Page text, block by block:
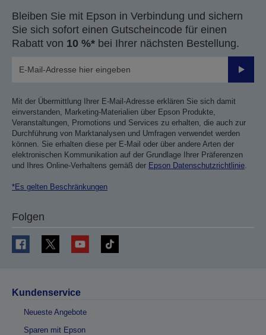
Bleiben Sie mit Epson in Verbindung und sichern
Sie sich sofort einen Gutscheincode für einen
Rabatt von 10 %* bei Ihrer nächsten Bestellung.
Mit der Übermittlung Ihrer E-Mail-Adresse erklären Sie sich damit
einverstanden, Marketing-Materialien über Epson Produkte,
Veranstaltungen, Promotions und Services zu erhalten, die auch zur
Durchführung von Marktanalysen und Umfragen verwendet werden
können. Sie erhalten diese per E-Mail oder über andere Arten der
elektronischen Kommunikation auf der Grundlage Ihrer Präferenzen
und Ihres Online-Verhaltens gemäß der Epson Datenschutzrichtlinie.
*Es gelten Beschränkungen
Folgen
Kundenservice
Neueste Angebote
Sparen mit Epson